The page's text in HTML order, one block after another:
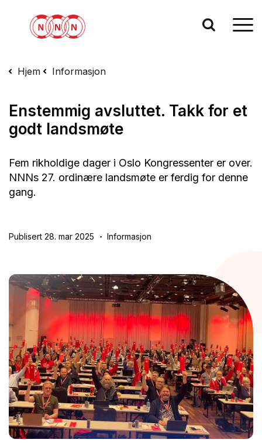
Hjem Informasjon
Enstemmig avsluttet. Takk for et
godt landsmøte
Fem rikholdige dager i Oslo Kongressenter er over.
NNNs 27. ordinære landsmøte er ferdig for denne
gang.
Publisert 28. mar 2025 Informasjon